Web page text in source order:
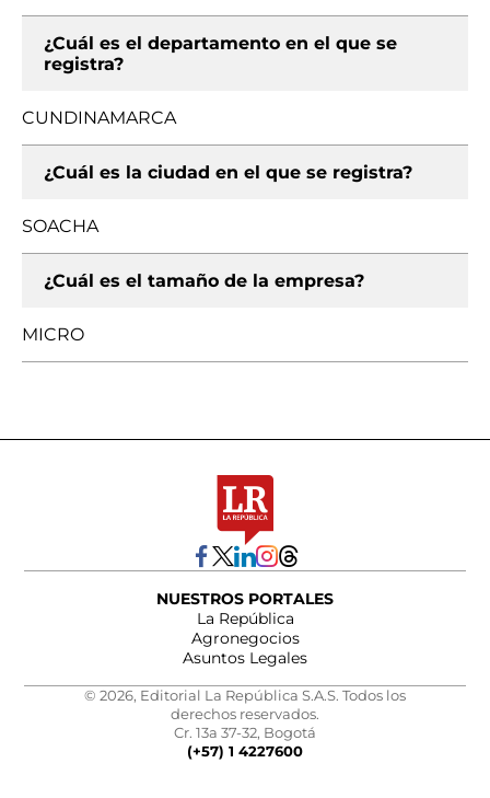
¿Cuál es el departamento en el que se
registra?
CUNDINAMARCA
¿Cuál es la ciudad en el que se registra?
SOACHA
¿Cuál es el tamaño de la empresa?
MICRO
NUESTROS PORTALES
La República
Agronegocios
Asuntos Legales
© 2026, Editorial La República S.A.S. Todos los
derechos reservados.
Cr. 13a 37-32, Bogotá
(+57) 1 4227600